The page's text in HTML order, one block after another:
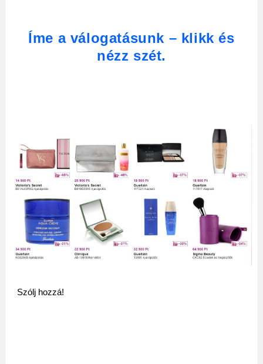
Íme a válogatásunk – klikk és
nézz szét.
Szólj hozzá!